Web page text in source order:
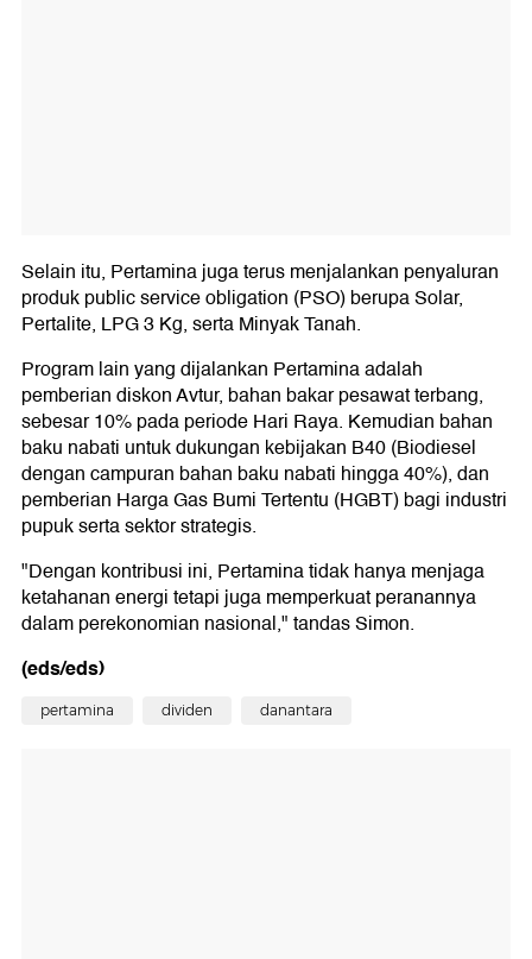
Selain itu, Pertamina juga terus menjalankan penyaluran
produk public service obligation (PSO) berupa Solar,
Pertalite, LPG 3 Kg, serta Minyak Tanah.
Program lain yang dijalankan Pertamina adalah
pemberian diskon Avtur, bahan bakar pesawat terbang,
sebesar 10% pada periode Hari Raya. Kemudian bahan
baku nabati untuk dukungan kebijakan B40 (Biodiesel
dengan campuran bahan baku nabati hingga 40%), dan
pemberian Harga Gas Bumi Tertentu (HGBT) bagi industri
pupuk serta sektor strategis.
"Dengan kontribusi ini, Pertamina tidak hanya menjaga
ketahanan energi tetapi juga memperkuat peranannya
dalam perekonomian nasional," tandas Simon.
(eds/eds)
pertamina dividen danantara